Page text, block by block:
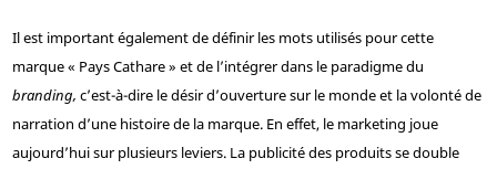
Il est important également de définir les mots utilisés pour cette
marque « Pays Cathare » et de l’intégrer dans le paradigme du
branding, c’est-à-dire le désir d’ouverture sur le monde et la volonté de
narration d’une histoire de la marque. En effet, le marketing joue
aujourd’hui sur plusieurs leviers. La publicité des produits se double